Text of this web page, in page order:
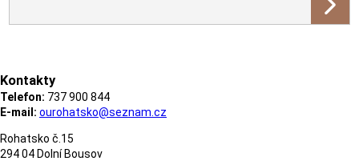
Kontakty
Telefon: 737 900 844
E-mail: ourohatsko@seznam.cz
Rohatsko č.15
294 04 Dolní Bousov